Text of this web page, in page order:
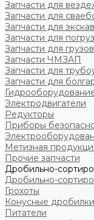
Запчасти для
Запчасти для
Запчасти для
Запчасти для
Запчасти для
Запчасти ЧМЗАП
Запчасти для
Запчасти для
Электродвигатели
Редукторы
Приборы
Метизная
Прочие запчасти
Дробильно-
Дробильно-
Грохоты
Конусные дробилки
Питатели